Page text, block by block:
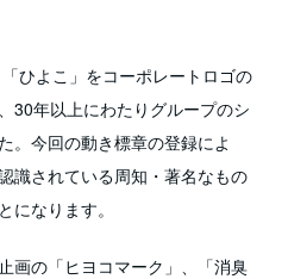
ひよこ」をコーポレートロゴの
30年以上にわたりグループのシ
。今回の動き標章の登録によ
識されている周知・著名なもの
になります。
画の「ヒヨコマーク」、「消臭